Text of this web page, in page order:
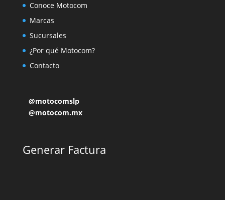
Conoce Motocom
Marcas
Sucursales
¿Por qué Motocom?
Contacto
@motocomslp
@motocom.mx
Generar Factura